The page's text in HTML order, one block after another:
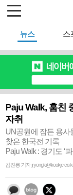
뉴스 스
Paju Walk, 훔친
자취
UN공원에 잠든 용
찾은 한국전 기록
Paju Walk : 경기도 ‘
김진룡 기자